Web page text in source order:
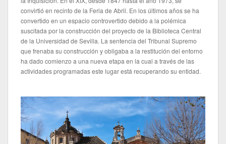
convirtió en recinto de la Feria de Abril. En los últimos años se ha
convertido en un espacio controvertido debido a la polémica
suscitada por la construcción del proyecto de la Biblioteca Central
de la Universidad de Sevilla. La sentencia del Tribunal Supremo
que frenaba su construcción y obligaba a la restitución del entorno
ha dado comienzo a una nueva etapa en la cual a través de las
actividades programadas este lugar está recuperando su entidad.